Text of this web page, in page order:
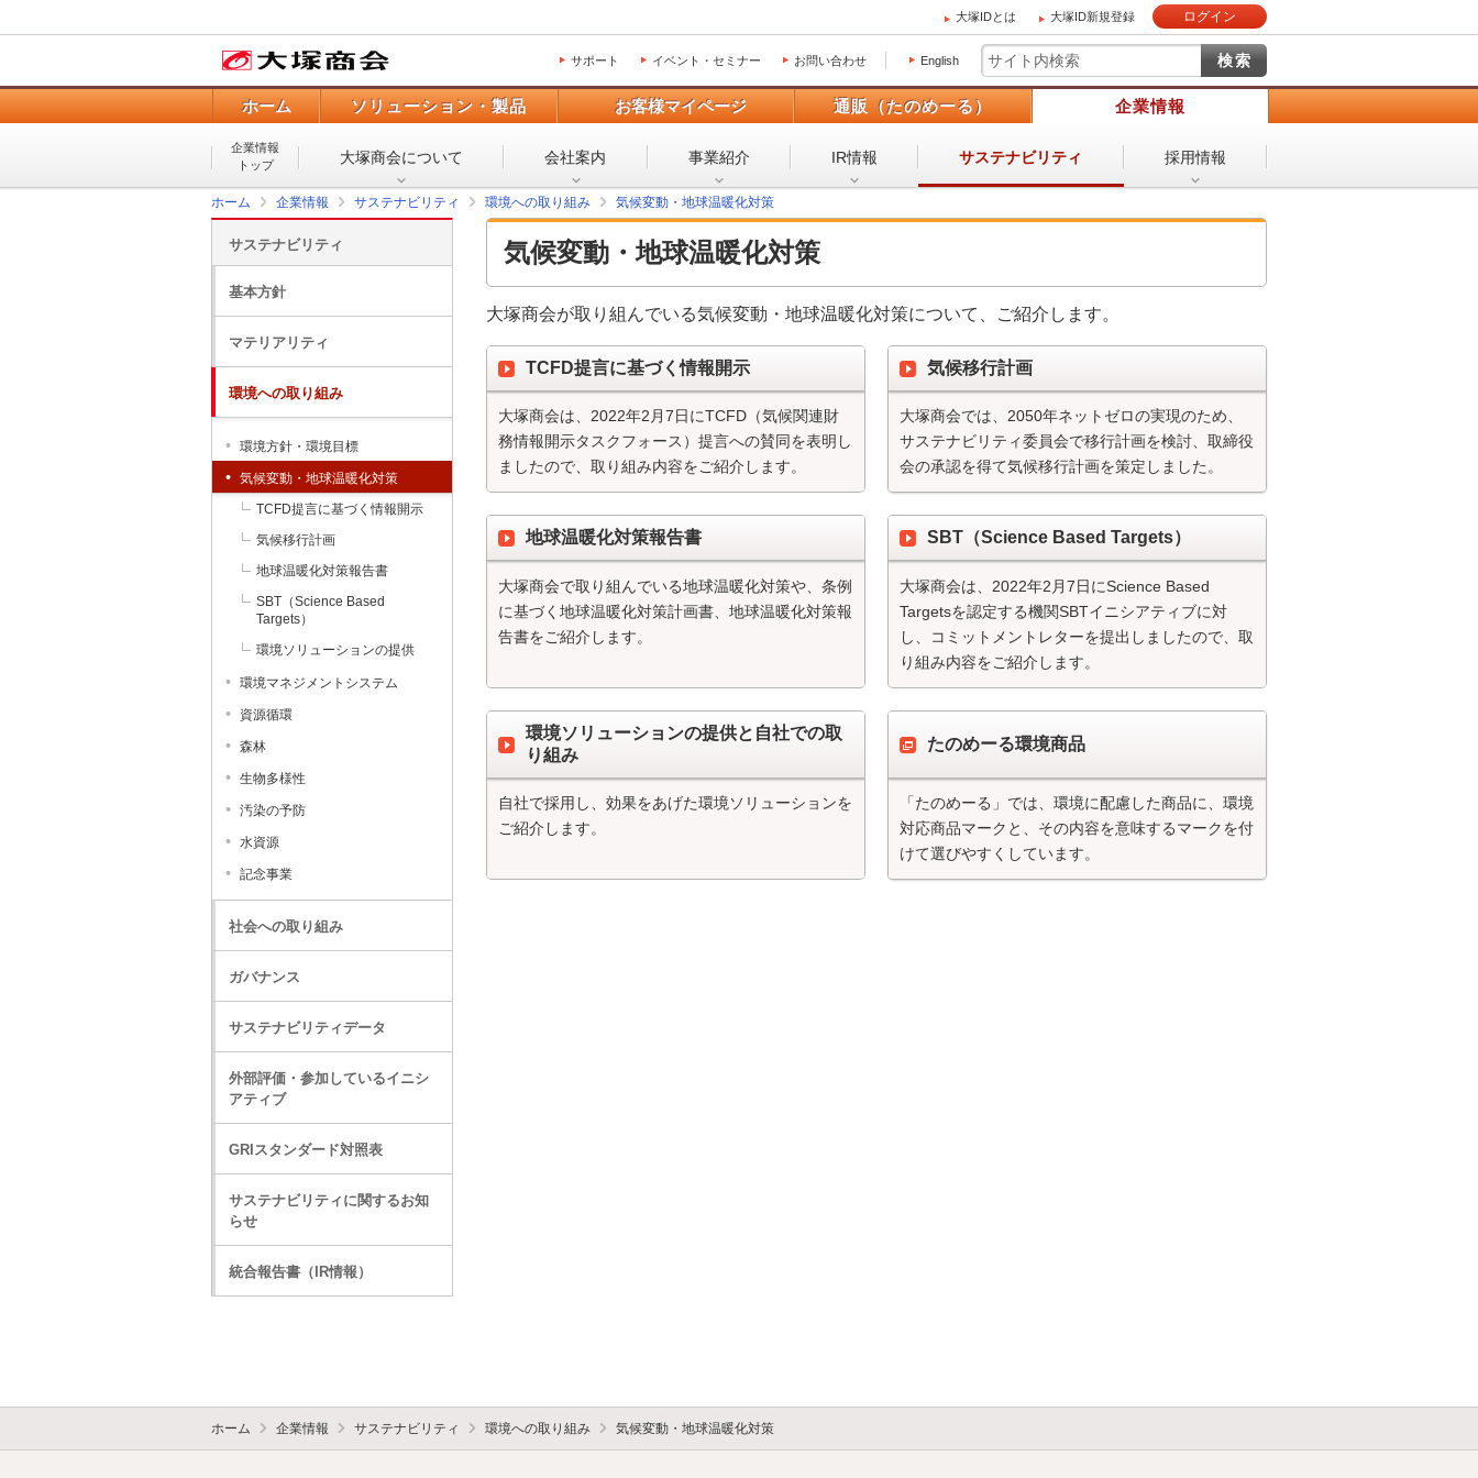
大塚IDとは 大塚ID新規登録 ログイン
サポート イベント・セミナー お問い合わせ English
ホーム ソリューション・製品 お客様マイページ 通販（たのめーる） 企業情報
企業情報
トップ
大塚商会について 会社案内 事業紹介 IR情報 サステナビリティ 採用情報
ホーム 企業情報 サステナビリティ 環境への取り組み 気候変動・地球温暖化対策
気候変動・地球温暖化対策
大塚商会が取り組んでいる気候変動・地球温暖化対策について、ご紹介します。
TCFD提言に基づく情報開示
大塚商会は、2022年2月7日にTCFD（気候関連財
務情報開示タスクフォース）提言への賛同を表明し
ましたので、取り組み内容をご紹介します。
気候移行計画
大塚商会では、2050年ネットゼロの実現のため、
サステナビリティ委員会で移行計画を検討、取締役
会の承認を得て気候移行計画を策定しました。
地球温暖化対策報告書
大塚商会で取り組んでいる地球温暖化対策や、条例
に基づく地球温暖化対策計画書、地球温暖化対策報
告書をご紹介します。
SBT（Science Based Targets）
大塚商会は、2022年2月7日にScience Based
Targetsを認定する機関SBTイニシアティブに対
し、コミットメントレターを提出しましたので、取
り組み内容をご紹介します。
環境ソリューションの提供と自社での取
り組み
自社で採用し、効果をあげた環境ソリューションを
ご紹介します。
たのめーる環境商品
「たのめーる」では、環境に配慮した商品に、環境
対応商品マークと、その内容を意味するマークを付
けて選びやすくしています。
サステナビリティ
基本方針
マテリアリティ
環境への取り組み
環境方針・環境目標
気候変動・地球温暖化対策
TCFD提言に基づく情報開示
気候移行計画
地球温暖化対策報告書
SBT（Science Based
Targets）
環境ソリューションの提供
環境マネジメントシステム
資源循環
森林
生物多様性
汚染の予防
水資源
記念事業
社会への取り組み
ガバナンス
サステナビリティデータ
外部評価・参加しているイニシ
アティブ
GRIスタンダード対照表
サステナビリティに関するお知
らせ
統合報告書（IR情報）
ホーム 企業情報 サステナビリティ 環境への取り組み 気候変動・地球温暖化対策